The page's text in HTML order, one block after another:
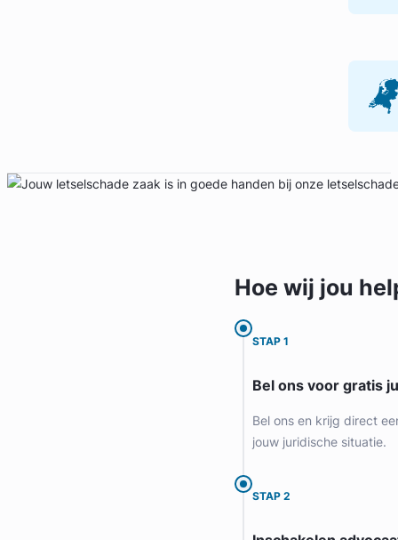
Hoe wij jou
STAP 1
Bel ons voor gratis
Bel ons en krijg direct
jouw juridische situatie.
STAP 2